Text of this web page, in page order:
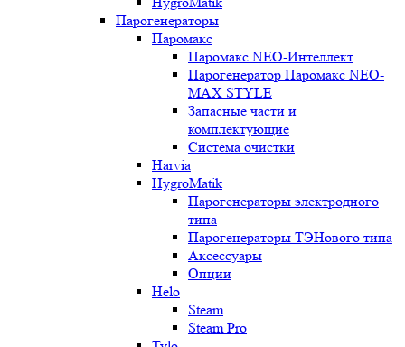
Парогенераторы
Паромакс
Паромакс NEO-Интеллект
Парогенератор Паромакс NEO-
MAX STYLE
Запасные части и
комплектующие
Система очистки
Harvia
HygroMatik
Парогенераторы электродного
типа
Парогенераторы ТЭНового типа
Аксессуары
Опции
Helo
Steam
Steam Pro